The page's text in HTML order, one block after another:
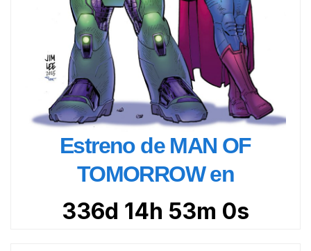
Estreno de MAN OF
TOMORROW en
336d 14h 52m 59s